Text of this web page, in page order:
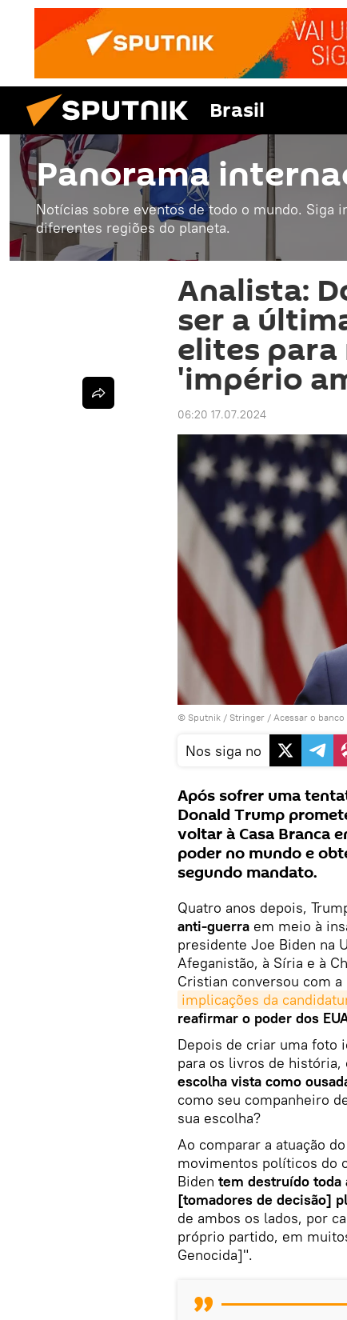
Brasil
Panorama
Notícias sobre eventos de todo o mundo. Siga
diferentes regiões do planeta.
Analista:
ser a
elites
'império
06:20 17.07.2024
© Sputnik / Stringer / Acessar o
Nos siga no
Após sofrer uma
Donald Trump
voltar à Casa Branca
poder no mundo e
segundo mandato.
Quatro anos depois,
anti-guerra em meio à
presidente Joe Biden na
Afeganistão, à Síria e à
Cristian conversou com
implicações da
reafirmar o poder dos
Depois de criar uma foto
para os livros de história,
escolha vista como
como seu companheiro
sua escolha?
Ao comparar a atuação
movimentos políticos do
Biden tem destruído toda
[tomadores de decisão]
de ambos os lados, por
próprio partido, em
Genocida]".